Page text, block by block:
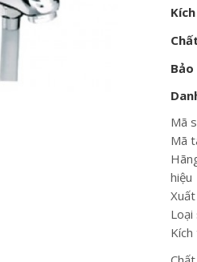
Bảo
Mã
Mã
hiệu
Loại